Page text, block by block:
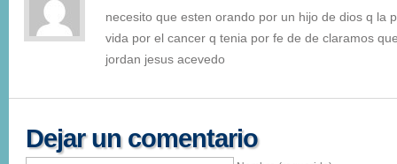
necesito que esten orando por un hijo de dios q la
vida por el cancer q tenia por fe de de claramos
jordan jesus acevedo
Dejar un comentario